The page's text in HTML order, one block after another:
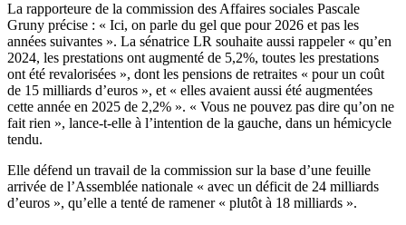
La rapporteure de la commission des Affaires sociales Pascale
Gruny précise : « Ici, on parle du gel que pour 2026 et pas les
années suivantes ». La sénatrice LR souhaite aussi rappeler « qu’en
2024, les prestations ont augmenté de 5,2%, toutes les prestations
ont été revalorisées », dont les pensions de retraites « pour un coût
de 15 milliards d’euros », et « elles avaient aussi été augmentées
cette année en 2025 de 2,2% ». « Vous ne pouvez pas dire qu’on ne
fait rien », lance-t-elle à l’intention de la gauche, dans un hémicycle
tendu.
Elle défend un travail de la commission sur la base d’une feuille
arrivée de l’Assemblée nationale « avec un déficit de 24 milliards
d’euros », qu’elle a tenté de ramener « plutôt à 18 milliards ».